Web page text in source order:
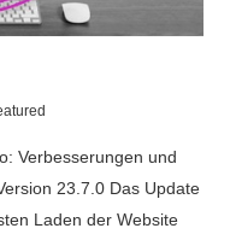
Verbesserungen und
23.7.0 Das Update
Laden der Website